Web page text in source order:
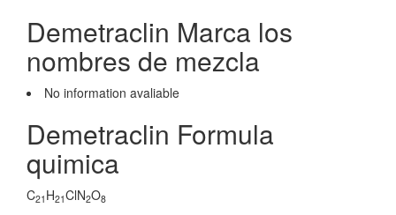
Demetraclin Marca los
nombres de mezcla
No information avaliable
Demetraclin Formula
quimica
C21 H21ClN2O8